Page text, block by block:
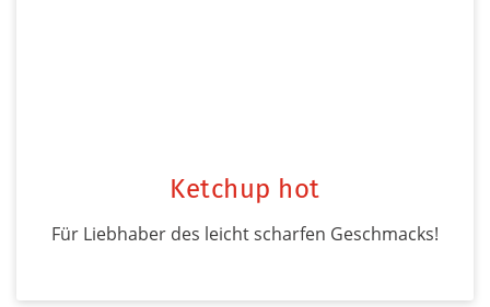
Ketchup hot
Für Liebhaber des leicht scharfen Geschmacks!